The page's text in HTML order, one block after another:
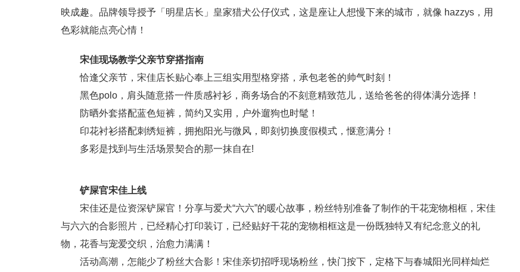
映成趣。品牌领导授予「明星店长」皇家猎犬公仔仪式，这是座让人想慢下来的城市，就像 hazzys，用
色彩就能点亮心情！
宋佳现场教学父亲节穿搭指南
恰逢父亲节，宋佳店长贴心奉上三组实用型格穿搭，承包老爸的帅气时刻！
黑色polo，肩头随意搭一件质感衬衫，商务场合的不刻意精致范儿，送给爸爸的得体满分选择！
防晒外套搭配蓝色短裤，简约又实用，户外遛狗也时髦！
印花衬衫搭配刺绣短裤，拥抱阳光与微风，即刻切换度假模式，惬意满分！
多彩是找到与生活场景契合的那一抹自在!
铲屎官宋佳上线
宋佳还是位资深铲屎官！分享与爱犬“六六”的暖心故事，粉丝特别准备了制作的干花宠物相框，宋佳
与六六的合影照片，已经精心打印装订，已经贴好干花的宠物相框这是一份既独特又有纪念意义的礼
物，花香与宠爱交织，治愈力满满！
活动高潮，怎能少了粉丝大合影！宋佳亲切招呼现场粉丝，快门按下，定格下与春城阳光同样灿烂